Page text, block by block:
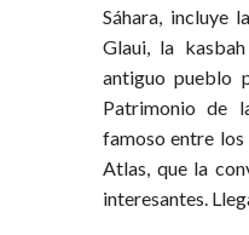
Sáhara, incluye
Glaui, la
antiguo pueblo
Patrimonio de
famoso entre
Atlas, que la
interesantes.